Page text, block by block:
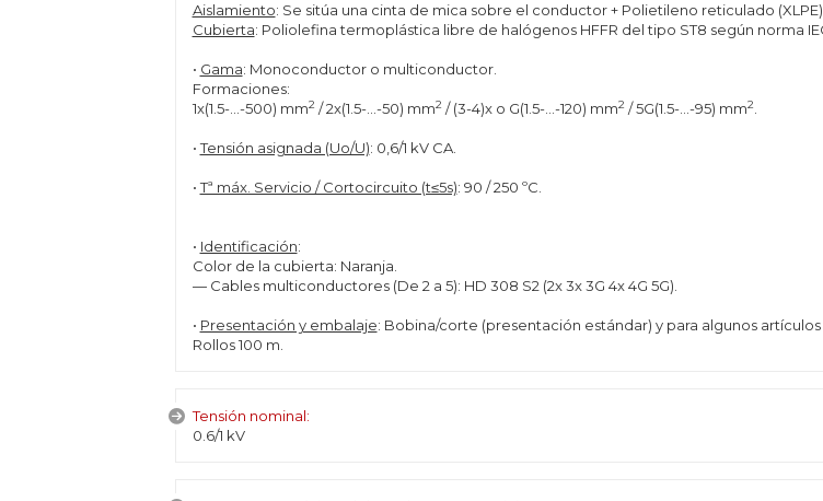
Aislamiento: Se sitúa una cinta de mica sobre el conductor + Polietileno reticulado (XLPE).
Cubierta: Poliolefina termoplástica libre de halógenos HFFR del tipo ST8 según norma
• Gama: Monoconductor o multiconductor.
Formaciones:
1x(1.5-...-500) mm2/ 2x(1.5-...-50) mm2/ (3-4)x o G(1.5-...-120) mm2/ 5G(1.5-...-95) mm2.
•Tensión asignada (Uo/U): 0,6/1 kV CA.
•Tª máx. Servicio / Cortocircuito (t≤5s): 90 / 250 ºC.
• Identificación:
Color de la cubierta: Naranja.
— Cables multiconductores (De 2 a 5): HD 308 S2 (2x 3x 3G 4x 4G 5G).
• Presentación y embalaje: Bobina/corte (presentación estándar) y para algunos
Rollos 100 m.
Tensión nominal:
0.6/1 kV